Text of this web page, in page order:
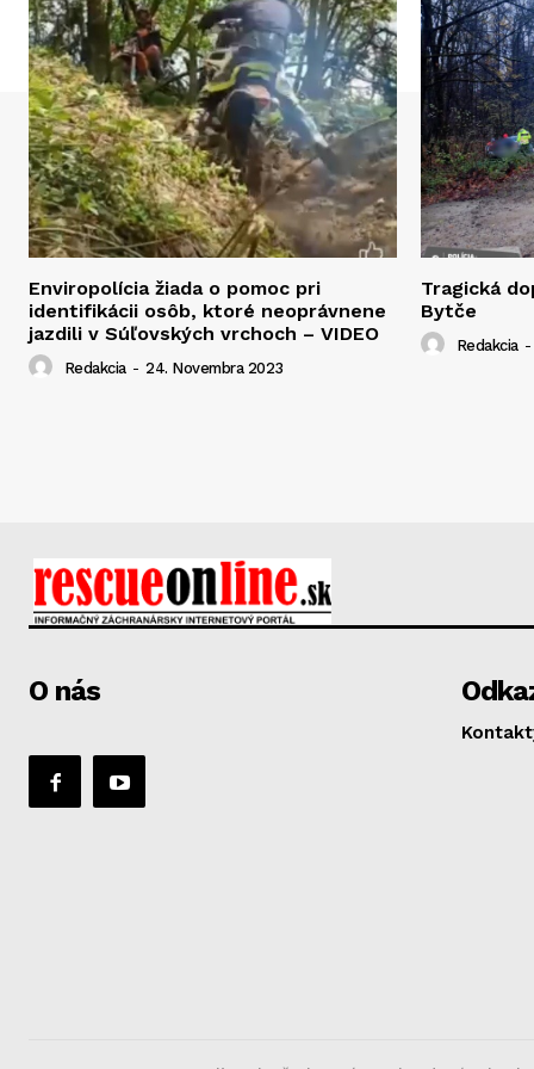
Enviropolícia žiada o pomoc pri
identifikácii osôb, ktoré neoprávnene
jazdili v Súľovských vrchoch – VIDEO
Redakcia - 24. Novembra 2023
Tragická
Bytče
Redakcia -
O nás